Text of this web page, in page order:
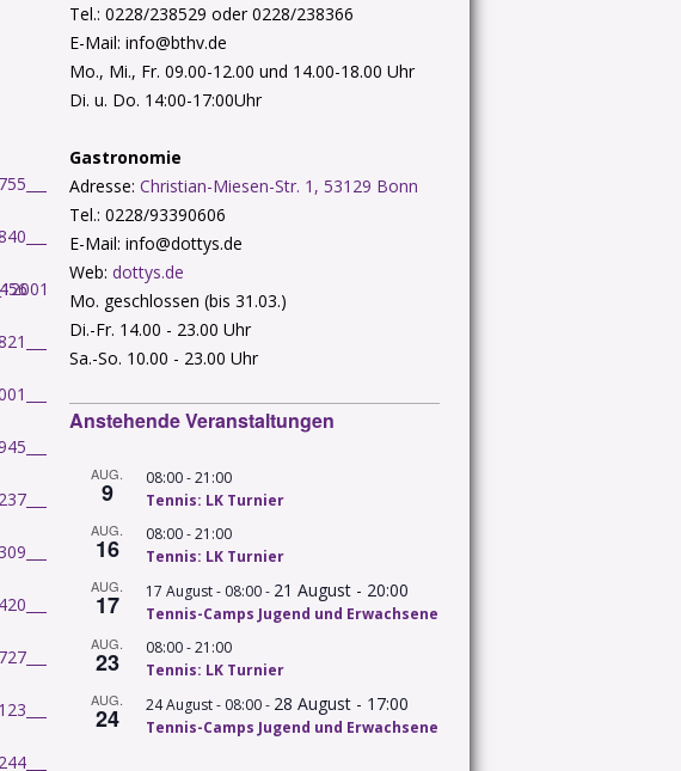
Tel.: 0228/238529 oder 0228/238366
E-Mail: info@bthv.de
Mo., Mi., Fr. 09.00-12.00 und 14.00-18.00 Uhr
Di. u. Do. 14:00-17:00Uhr
Gastronomie
Adresse: Christian-Miesen-Str. 1, 53129 Bonn
Tel.: 0228/93390606
E-Mail: info@dottys.de
Web: dottys.de
Mo. geschlossen (bis 31.03.)
Di.-Fr. 14.00 - 23.00 Uhr
Sa.-So. 10.00 - 23.00 Uhr
Anstehende Veranstaltungen
AUG.
9 08:00-21:00
Tennis: LK Turnier
AUG.
16 08:00-21:00
Tennis: LK Turnier
AUG.
17 17 August - 08:00- 21 August - 20:00
Tennis-Camps Jugend und Erwachsene
AUG.
23 08:00-21:00
Tennis: LK Turnier
AUG.
24 24 August - 08:00- 28 August - 17:00
Tennis-Camps Jugend und Erwachsene